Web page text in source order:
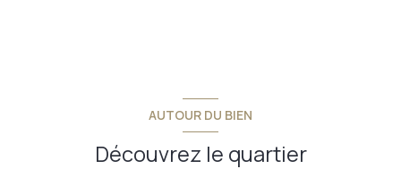
AUTOUR DU BIEN
Découvrez le quartier